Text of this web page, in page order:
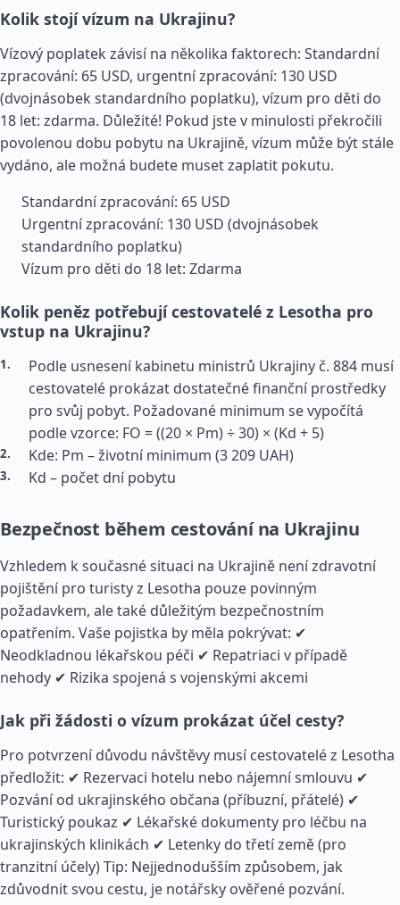
Kolik stojí vízum na Ukrajinu?
Vízový poplatek závisí na několika faktorech: Standardní
zpracování: 65 USD, urgentní zpracování: 130 USD
(dvojnásobek standardního poplatku), vízum pro děti do
18 let: zdarma. Důležité! Pokud jste v minulosti překročili
povolenou dobu pobytu na Ukrajině, vízum může být stále
vydáno, ale možná budete muset zaplatit pokutu.
Standardní zpracování: 65 USD
Urgentní zpracování: 130 USD (dvojnásobek
standardního poplatku)
Vízum pro děti do 18 let: Zdarma
Kolik peněz potřebují cestovatelé z Lesotha pro
vstup na Ukrajinu?
Podle usnesení kabinetu ministrů Ukrajiny č. 884 musí
cestovatelé prokázat dostatečné finanční prostředky
pro svůj pobyt. Požadované minimum se vypočítá
podle vzorce: FO = ((20 × Pm) ÷ 30) × (Kd + 5)
Kde: Pm – životní minimum (3 209 UAH)
Kd – počet dní pobytu
Bezpečnost během cestování na Ukrajinu
Vzhledem k současné situaci na Ukrajině není zdravotní
pojištění pro turisty z Lesotha pouze povinným
požadavkem, ale také důležitým bezpečnostním
opatřením. Vaše pojistka by měla pokrývat: ✔
Neodkladnou lékařskou péči ✔ Repatriaci v případě
nehody ✔ Rizika spojená s vojenskými akcemi
Jak při žádosti o vízum prokázat účel cesty?
Pro potvrzení důvodu návštěvy musí cestovatelé z Lesotha
předložit: ✔ Rezervaci hotelu nebo nájemní smlouvu ✔
Pozvání od ukrajinského občana (příbuzní, přátelé) ✔
Turistický poukaz ✔ Lékařské dokumenty pro léčbu na
ukrajinských klinikách ✔ Letenky do třetí země (pro
tranzitní účely) Tip: Nejjednodušším způsobem, jak
zdůvodnit svou cestu, je notářsky ověřené pozvání.